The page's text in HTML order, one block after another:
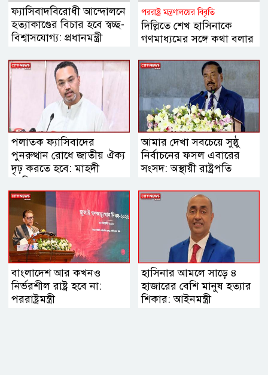
ফ্যাসিবাদবিরোধী আন্দোলনে
হত্যাকাণ্ডের বিচার হবে স্বচ্ছ-
বিশ্বাসযোগ্য: প্রধানমন্ত্রী
পররাষ্ট্র মন্ত্রণালয়ের বিবৃতি
দিল্লিতে শেখ হাসিনাকে
গণমাধ্যমের সঙ্গে কথা বলার
পলাতক ফ্যাসিবাদের
পুনরুত্থান রোধে জাতীয় ঐক্য
দৃঢ় করতে হবে: মাহদী
আমিন
আমার দেখা সবচেয়ে সুষ্ঠু
নির্বাচনের ফসল এবারের
সংসদ: অস্থায়ী রাষ্ট্রপতি
বাংলাদেশ আর কখনও
নির্ভরশীল রাষ্ট্র হবে না:
পররাষ্ট্রমন্ত্রী
হাসিনার আমলে সাড়ে ৪
হাজারের বেশি মানুষ হত্যার
শিকার: আইনমন্ত্রী